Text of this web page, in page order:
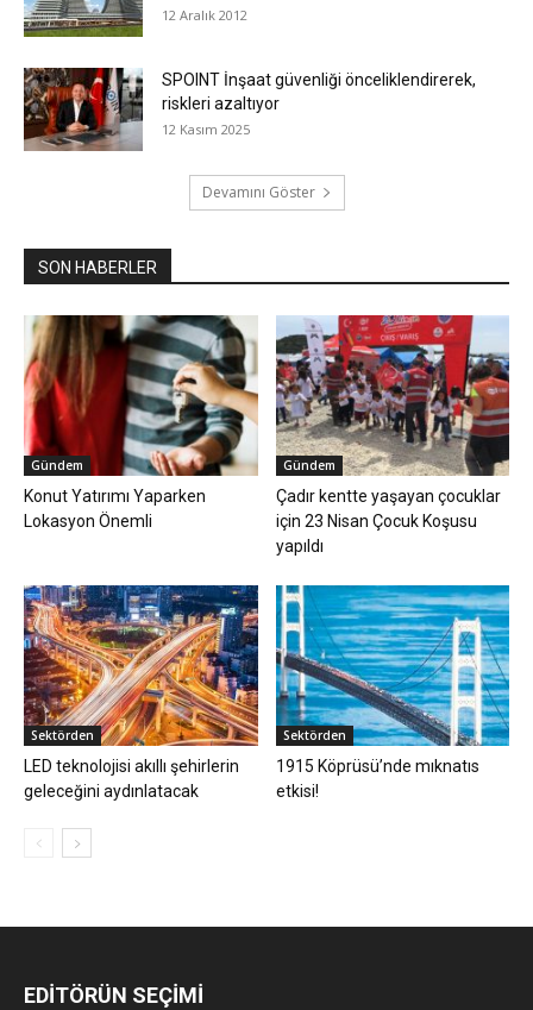
12 Aralık 2012
SPOINT İnşaat güvenliği önceliklendirerek,
riskleri azaltıyor
12 Kasım 2025
Devamını Göster
SON HABERLER
Gündem
Konut Yatırımı Yaparken
Lokasyon Önemli
Gündem
Çadır kentte yaşayan çocuklar
için 23 Nisan Çocuk Koşusu
yapıldı
Sektörden
LED teknolojisi akıllı şehirlerin
geleceğini aydınlatacak
Sektörden
1915 Köprüsü’nde mıknatıs
etkisi!
EDİTÖRÜN SEÇİMİ